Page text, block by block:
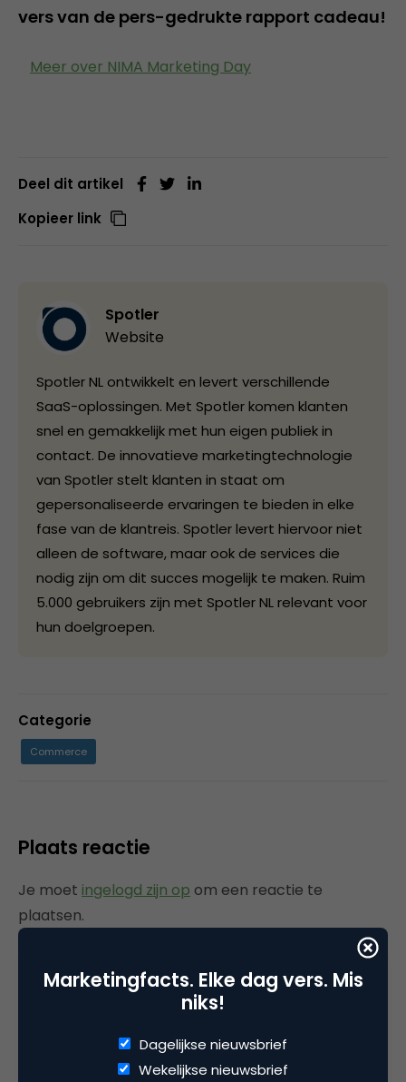
vers van de pers-gedrukte rapport cadeau!
Meer over NIMA Marketing Day
Deel dit artikel
Kopieer link
Spotler
Website
Spotler NL ontwikkelt en levert verschillende
SaaS-oplossingen. Met Spotler komen klanten
snel en gemakkelijk met hun eigen publiek in
contact. De innovatieve marketingtechnologie
van Spotler stelt klanten in staat om
gepersonaliseerde ervaringen te bieden in elke
fase van de klantreis. Spotler levert hiervoor niet
alleen de software, maar ook de services die
nodig zijn om dit succes mogelijk te maken. Ruim
5.000 gebruikers zijn met Spotler NL relevant voor
hun doelgroepen.
Categorie
Commerce
Plaats reactie
Je moet ingelogd zijn op om een reactie te
plaatsen.
Gerelateerde artikelen
Rebel with or without a cause?
Marketingfacts. Elke dag vers. Mis
niks!
Dagelijkse nieuwsbrief
Wekelijkse nieuwsbrief